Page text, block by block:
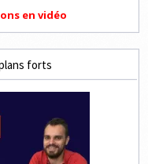
en vidéo
forts